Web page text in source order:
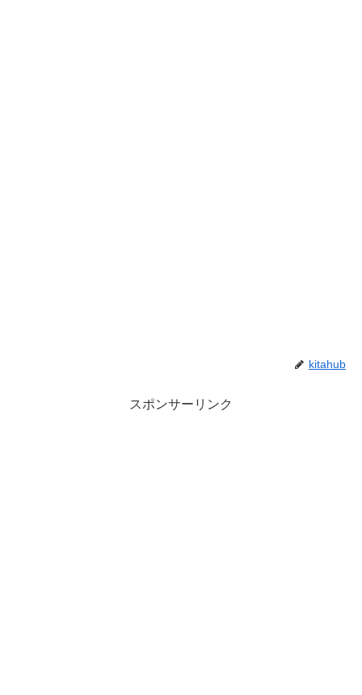
kitahub
スポンサーリンク